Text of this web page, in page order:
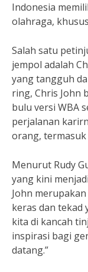
Indonesia
olahraga,
Salah satu
jempol adalah
yang tangguh
ring, Chris John
bulu versi WBA
perjalanan
orang,
Menurut Rudy
yang kini
John
keras dan tekad
kita di kancah
inspirasi bagi
datang.”